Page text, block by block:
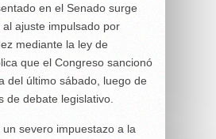
en el Senado surge
ajuste impulsado por
mediante la ley de
que el Congreso sancionó
del último sábado, luego de
de debate legislativo.
severo impuestazo a la